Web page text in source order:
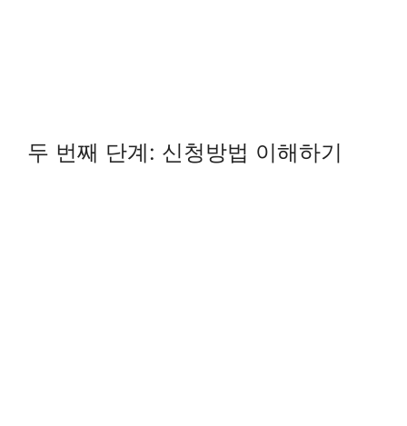
두 번째 단계: 신청방법 이해하기